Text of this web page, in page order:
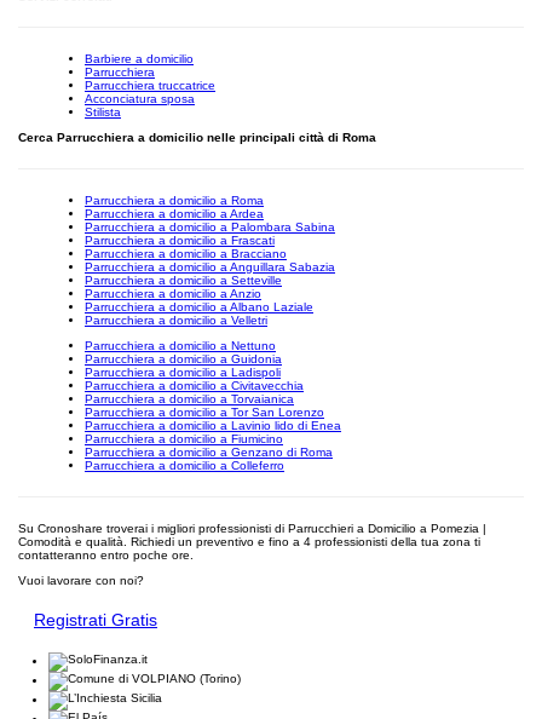
Barbiere a domicilio
Parrucchiera
Parrucchiera truccatrice
Acconciatura sposa
Stilista
Cerca Parrucchiera a domicilio nelle principali città di Roma
Parrucchiera a domicilio a Roma
Parrucchiera a domicilio a Ardea
Parrucchiera a domicilio a Palombara Sabina
Parrucchiera a domicilio a Frascati
Parrucchiera a domicilio a Bracciano
Parrucchiera a domicilio a Anguillara Sabazia
Parrucchiera a domicilio a Setteville
Parrucchiera a domicilio a Anzio
Parrucchiera a domicilio a Albano Laziale
Parrucchiera a domicilio a Velletri
Parrucchiera a domicilio a Nettuno
Parrucchiera a domicilio a Guidonia
Parrucchiera a domicilio a Ladispoli
Parrucchiera a domicilio a Civitavecchia
Parrucchiera a domicilio a Torvaianica
Parrucchiera a domicilio a Tor San Lorenzo
Parrucchiera a domicilio a Lavinio lido di Enea
Parrucchiera a domicilio a Fiumicino
Parrucchiera a domicilio a Genzano di Roma
Parrucchiera a domicilio a Colleferro
Su Cronoshare troverai i migliori professionisti di Parrucchieri a Domicilio a Pomezia |
Comodità e qualità. Richiedi un preventivo e fino a 4 professionisti della tua zona ti
contatteranno entro poche ore.
Vuoi lavorare con noi?
Registrati Gratis